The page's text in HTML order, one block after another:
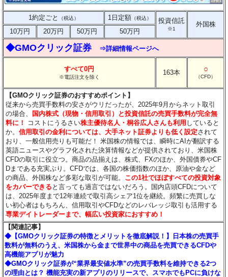
1約定ごと （税込） 1日定額 （税込） 投資信託
※1
外国株
10万円
20万円 50万円 50万円
◆GMOクリック証券 ⇒詳細情報ページへ
すべて0円
※電話注文を除く
163本 ○
（CFD）
【GMOクリック証券のおすすめポイント】
従来から売買手数料の安さがウリだったが、2025年9月からネット取引
の場合、 国内株式（現物・信用取引）と投資信託の売買手数料が完全無
料に！
コストにうるさい株主優待名人・桐谷広人さんも利用 していると
か。信用取引の金利については、大手ネット証券よりも低く設定されて
おり、一般信用売りも可能だ！ 米国株の情報では、瞬時にAIが翻訳する
英語ニュースやグラフ化された決算情報などが提供されており、米国株
CFDの取引に役立つ。商品の品揃えは、株式、FXのほか、外国債券やCF
Dまである充実ぶり。CFDでは、各国の株価指数のほか、原油や金など
の商品、外国株など多彩な取引が可能。 この1社でほぼすべての投資対象
をカバーできる と言っても過言ではないだろう。国内店頭CFDについて
は、2025年度まで12年連続で取引高シェア1位を継続。頻繁に売買しな
い初心者はもちろん、信用取引やCFDなどのレバレッジ取引も活用する
専業デイトレーダーまで、幅広い投資家におすすめ！
【関連記事】
◆【GMOクリック証券の特徴とメリットを徹底解説！】日本株の売買手
数料が無料のうえ、米国株から金まで世界中の商品を売買できるCFDや
高機能アプリが魅力
◆GMOクリック証券が“業界最安値水準”の売買手数料を維持できる2つ
の理由とは？ 機能充実の新アプリのリリースで、スマホでもPCに負けな